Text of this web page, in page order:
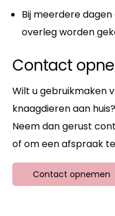
Bij meerdere
overleg worden
Contact
Wilt u gebruikmaken
knaagdieren aan huis?
Neem dan gerust
of om een afspraak
Contact opnemen